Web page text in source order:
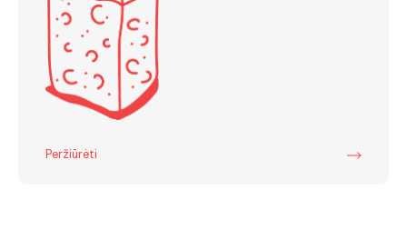
Peržiūrėti